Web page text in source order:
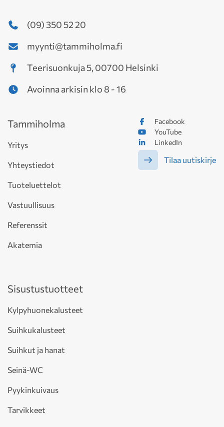
(09) 350 52 20
myynti@tammiholma.fi
Teerisuonkuja 5, 00700 Helsinki
Avoinna arkisin klo 8 - 16
Facebook
YouTube
LinkedIn
Tilaa uutiskirje
Tammiholma
Yritys
Yhteystiedot
Tuoteluettelot
Vastuullisuus
Referenssit
Akatemia
Sisustustuotteet
Kylpyhuonekalusteet
Suihkukalusteet
Suihkut ja hanat
Seinä-WC
Pyykinkuivaus
Tarvikkeet